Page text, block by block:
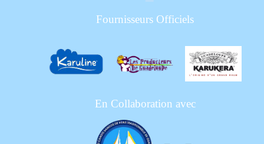
Fournisseurs Officiels
En Collaboration avec